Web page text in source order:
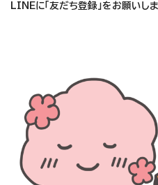
LINEに「友だち登録」をお願いしま